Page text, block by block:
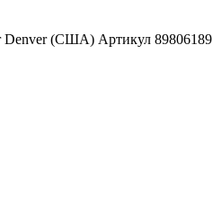
Denver (США) Артикул 89806189